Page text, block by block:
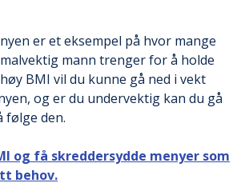
er et eksempel på hvor mange
mann trenger for å holde
BMI vil du kunne gå ned i vekt
og er du undervektig kan du gå
følge den.
og få skreddersydde menyer som
behov.